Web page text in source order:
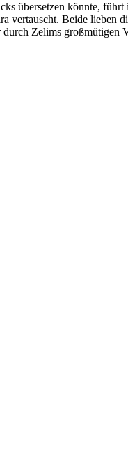
übersetzen könnte,
vertauscht. Beide lieben
Zelims großmütigen